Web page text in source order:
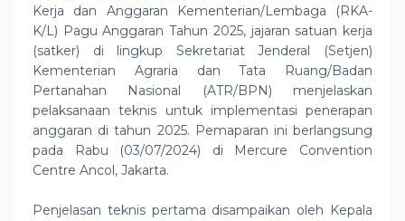
Kerja dan Anggaran Kementerian/Lembaga (RKA-
K/L) Pagu Anggaran Tahun 2025, jajaran satuan kerja
(satker) di lingkup Sekretariat Jenderal (Setjen)
Kementerian Agraria dan Tata Ruang/Badan
Pertanahan Nasional (ATR/BPN) menjelaskan
pelaksanaan teknis untuk implementasi penerapan
anggaran di tahun 2025. Pemaparan ini berlangsung
pada Rabu (03/07/2024) di Mercure Convention
Centre Ancol, Jakarta.
Penjelasan teknis pertama disampaikan oleh Kepala